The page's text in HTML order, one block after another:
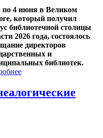
по 4 июня в Великом
который получил
библиотечной столицы
2026 года, состоялось
директоров
и
библиотек.